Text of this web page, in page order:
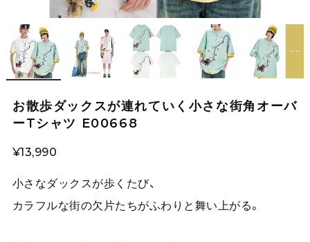
お散歩ダックスが連れていく小さな街角オーバ
ーTシャツ E00668
¥13,990
小さなダックスが歩くたび、
カラフルな街の欠片たちがふわりと舞い上がる。